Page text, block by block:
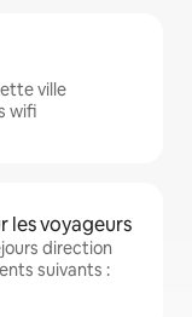
ville
wifi
les voyageurs
direction
suivants :